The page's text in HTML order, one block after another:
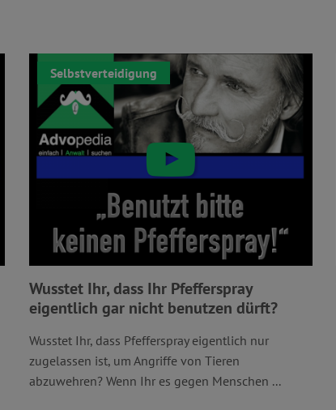
Selbstverteidigung
Wusstet Ihr, dass Ihr Pfefferspray
eigentlich gar nicht benutzen dürft?
Wusstet Ihr, dass Pfefferspray eigentlich nur
zugelassen ist, um Angriffe von Tieren
abzuwehren? Wenn Ihr es gegen Menschen ...